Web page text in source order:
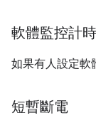
軟體監控計
如果有人設定軟
短暫斷電